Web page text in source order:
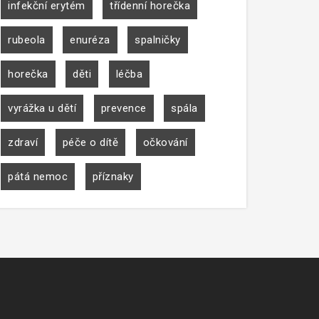
infekční erytém třídenní horečka
rubeola enuréza spalničky
horečka děti léčba
vyrážka u dětí prevence spála
zdraví péče o dítě očkování
pátá nemoc příznaky